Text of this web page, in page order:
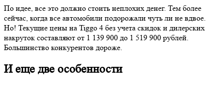
По идее, все это должно стоить неплохих денег. Тем более
сейчас, когда все автомобили подорожали чуть ли не вдвое.
Но! Текущие цены на Tiggo 4 без учета скидок и дилерских
накруток составляют от 1 139 900 до 1 519 900 рублей.
Большинство конкурентов дороже.
И еще две особенности